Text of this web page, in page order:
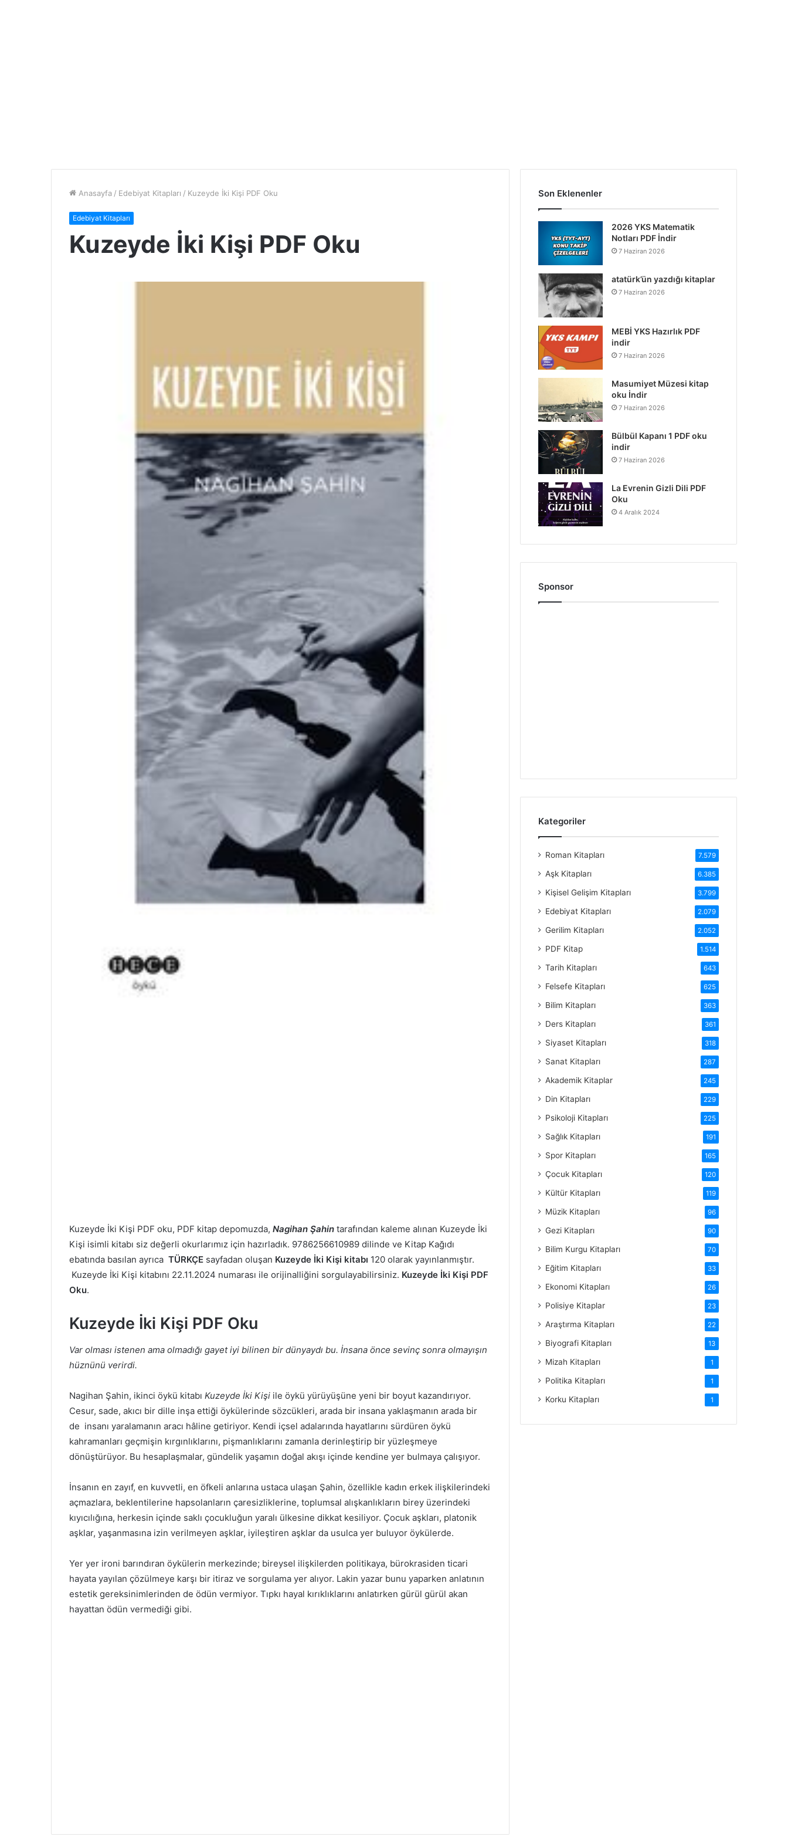
Anasayfa / Edebiyat Kitapları / Kuzeyde İki Kişi PDF Oku
Edebiyat Kitapları
Kuzeyde İki Kişi PDF Oku
Kuzeyde İki Kişi PDF oku, PDF kitap depomuzda, Nagihan Şahin tarafından kaleme alınan Kuzeyde İki
Kişi isimli kitabı siz değerli okurlarımız için hazırladık. 9786256610989 dilinde ve Kitap Kağıdı
ebatında basılan ayrıca TÜRKÇE sayfadan oluşan Kuzeyde İki Kişi kitabı 120 olarak yayınlanmıştır.
Kuzeyde İki Kişi kitabını 22.11.2024 numarası ile orijinalliğini sorgulayabilirsiniz. Kuzeyde İki Kişi PDF
Oku.
Kuzeyde İki Kişi PDF Oku
Var olması istenen ama olmadığı gayet iyi bilinen bir dünyaydı bu. İnsana önce sevinç sonra olmayışın
hüznünü verirdi.
Nagihan Şahin, ikinci öykü kitabı Kuzeyde İki Kişi ile öykü yürüyüşüne yeni bir boyut kazandırıyor.
Cesur, sade, akıcı bir dille inşa ettiği öykülerinde sözcükleri, arada bir insana yaklaşmanın arada bir
de insanı yaralamanın aracı hâline getiriyor. Kendi içsel adalarında hayatlarını sürdüren öykü
kahramanları geçmişin kırgınlıklarını, pişmanlıklarını zamanla derinleştirip bir yüzleşmeye
dönüştürüyor. Bu hesaplaşmalar, gündelik yaşamın doğal akışı içinde kendine yer bulmaya çalışıyor.
İnsanın en zayıf, en kuvvetli, en öfkeli anlarına ustaca ulaşan Şahin, özellikle kadın erkek ilişkilerindeki
açmazlara, beklentilerine hapsolanların çaresizliklerine, toplumsal alışkanlıkların birey üzerindeki
kıyıcılığına, herkesin içinde saklı çocukluğun yaralı ülkesine dikkat kesiliyor. Çocuk aşkları, platonik
aşklar, yaşanmasına izin verilmeyen aşklar, iyileştiren aşklar da usulca yer buluyor öykülerde.
Yer yer ironi barındıran öykülerin merkezinde; bireysel ilişkilerden politikaya, bürokrasiden ticari
hayata yayılan çözülmeye karşı bir itiraz ve sorgulama yer alıyor. Lakin yazar bunu yaparken anlatının
estetik gereksinimlerinden de ödün vermiyor. Tıpkı hayal kırıklıklarını anlatırken gürül gürül akan
hayattan ödün vermediği gibi.
Son Eklenenler
2026 YKS Matematik
Notları PDF İndir
7 Haziran 2026
atatürk’ün yazdığı kitaplar
7 Haziran 2026
MEBİ YKS Hazırlık PDF
indir
7 Haziran 2026
Masumiyet Müzesi kitap
oku İndir
7 Haziran 2026
Bülbül Kapanı 1 PDF oku
indir
7 Haziran 2026
La Evrenin Gizli Dili PDF
Oku
4 Aralık 2024
Sponsor
Kategoriler
Roman Kitapları 7.579
Aşk Kitapları 6.385
Kişisel Gelişim Kitapları 3.799
Edebiyat Kitapları 2.079
Gerilim Kitapları 2.052
PDF Kitap 1.514
Tarih Kitapları 643
Felsefe Kitapları 625
Bilim Kitapları 363
Ders Kitapları 361
Siyaset Kitapları 318
Sanat Kitapları 287
Akademik Kitaplar 245
Din Kitapları 229
Psikoloji Kitapları 225
Sağlık Kitapları 191
Spor Kitapları 165
Çocuk Kitapları 120
Kültür Kitapları 119
Müzik Kitapları 96
Gezi Kitapları 90
Bilim Kurgu Kitapları 70
Eğitim Kitapları 33
Ekonomi Kitapları 26
Polisiye Kitaplar 23
Araştırma Kitapları 22
Biyografi Kitapları 13
Mizah Kitapları 1
Politika Kitapları 1
Korku Kitapları 1